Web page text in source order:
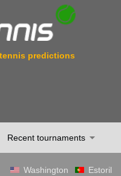
predictions
Recent tournaments
Washington
Estoril